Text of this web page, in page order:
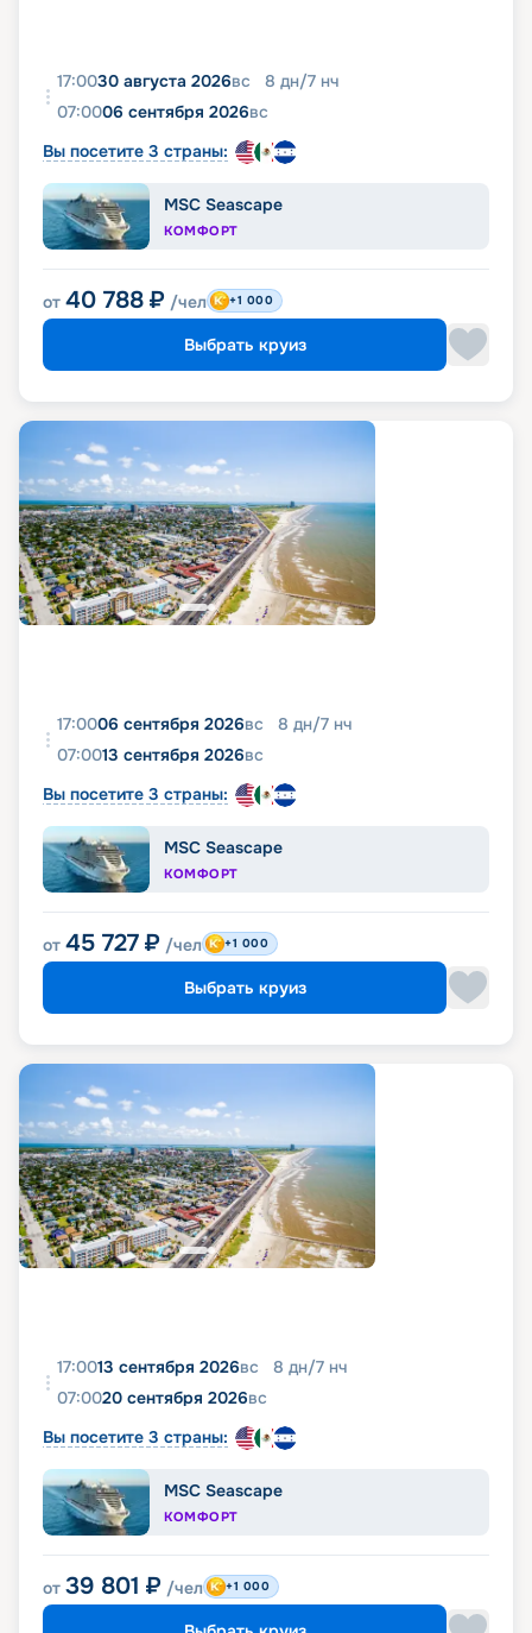
17:0030 августа 2026вс 8 дн/7 нч
07:0006 сентября 2026вс
Вы посетите 3 страны:
MSC Seascape
КОМФОРТ
от 40 788 ₽ /чел +1 000
Выбрать круиз
17:0006 сентября 2026вс 8 дн/7 нч
07:0013 сентября 2026вс
Вы посетите 3 страны:
MSC Seascape
КОМФОРТ
от 45 727 ₽ /чел +1 000
Выбрать круиз
17:0013 сентября 2026вс 8 дн/7 нч
07:0020 сентября 2026вс
Вы посетите 3 страны:
MSC Seascape
КОМФОРТ
от 39 801 ₽ /чел +1 000